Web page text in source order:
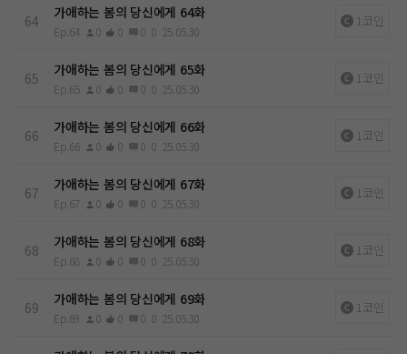
64 가애하는 봄의 당신에게 64화
Ep.64 0 0 0 0 25.05.30
1코인
65 가애하는 봄의 당신에게 65화
Ep.65 0 0 0 0 25.05.30
1코인
66 가애하는 봄의 당신에게 66화
Ep.66 0 0 0 0 25.05.30
1코인
67 가애하는 봄의 당신에게 67화
Ep.67 0 0 0 0 25.05.30
1코인
68 가애하는 봄의 당신에게 68화
Ep.68 0 0 0 0 25.05.30
1코인
69 가애하는 봄의 당신에게 69화
Ep.69 0 0 0 0 25.05.30
1코인